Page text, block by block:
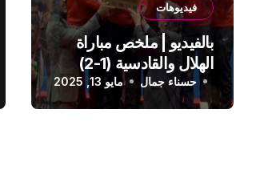
فيديوهات
بالفيديو | ملخص مباراة
الهلال والقادسية (1-2)
الدوري السعودي
حسناء جمال مايو 13, 2025